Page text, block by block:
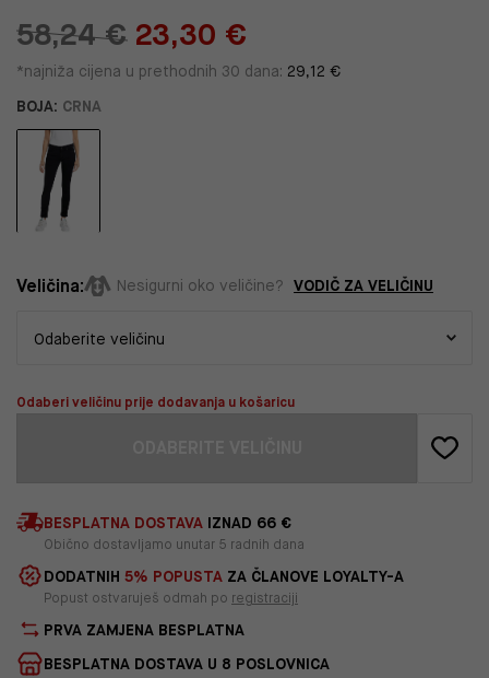
58,24 € 23,30 €
*najniža cijena u prethodnih 30 dana: 29,12 €
BOJA: CRNA
Veličina: Nesigurni oko veličine? VODIČ ZA VELIČINU
Odaberi veličinu prije dodavanja u košaricu
BESPLATNA DOSTAVA IZNAD 66 €
Obično dostavljamo unutar 5 radnih dana
DODATNIH 5% POPUSTA ZA ČLANOVE LOYALTY-A
Popust ostvaruješ odmah po registraciji
PRVA ZAMJENA BESPLATNA
BESPLATNA DOSTAVA U 8 POSLOVNICA